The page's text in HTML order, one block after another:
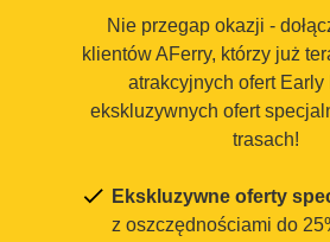
Nie przegap okazji -
klientów AFerry, którzy już
atrakcyjnych ofert Early
ekskluzywnych ofert
trasach!
Ekskluzywne oferty
z oszczędnościami do